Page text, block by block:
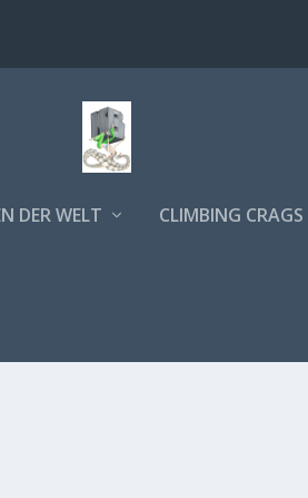
DER WELT CLIMBING CRAGS